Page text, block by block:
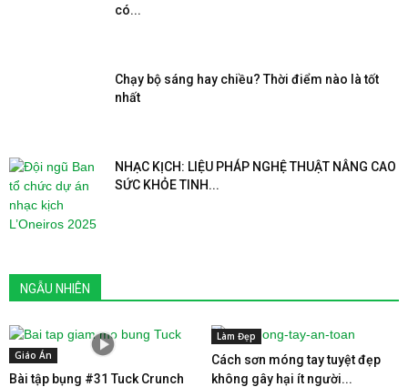
có...
Chạy bộ sáng hay chiều? Thời điểm nào là tốt
nhất
NHẠC KỊCH: LIỆU PHÁP NGHỆ THUẬT NÂNG CAO
SỨC KHỎE TINH...
NGẪU NHIÊN
Giáo Án
Bài tập bụng #31 Tuck Crunch
Làm Đẹp
Cách sơn móng tay tuyệt đẹp
không gây hại ít người...